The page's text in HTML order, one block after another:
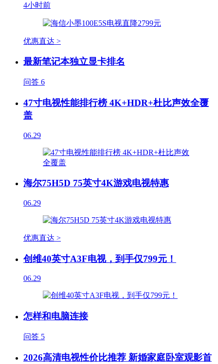
4小时前
优惠直达 >
最新笔记本独立显卡排名
问答 6
47寸电视性能排行榜 4K+HDR+杜比声效全覆
盖
06.29
海尔75H5D 75英寸4K游戏电视特惠
06.29
优惠直达 >
创维40英寸A3F电视，到手仅799元！
06.29
怎样和电脑连接
问答 5
2026高清电视性价比推荐 新婚家庭卧室观影首